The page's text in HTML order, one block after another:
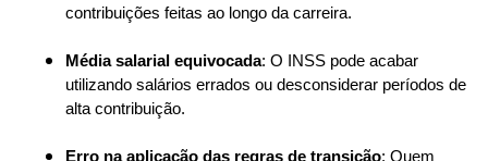
contribuições feitas ao longo da carreira.
Média salarial equivocada: O INSS pode acabar
utilizando salários errados ou desconsiderar períodos de
alta contribuição.
Erro na aplicação das regras de transição: Quem